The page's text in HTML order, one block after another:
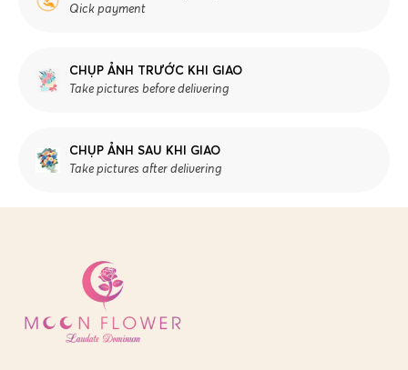
Qick payment
CHỤP ẢNH TRƯỚC KHI GIAO
Take pictures before delivering
CHỤP ẢNH SAU KHI GIAO
Take pictures after delivering